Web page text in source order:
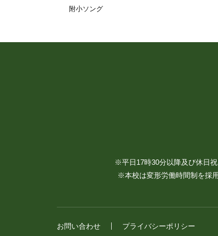
附小ソング
※平日17時30分以降及び休日
※本校は変形労働時間制を採
お問い合わせ プライバシーポリシー